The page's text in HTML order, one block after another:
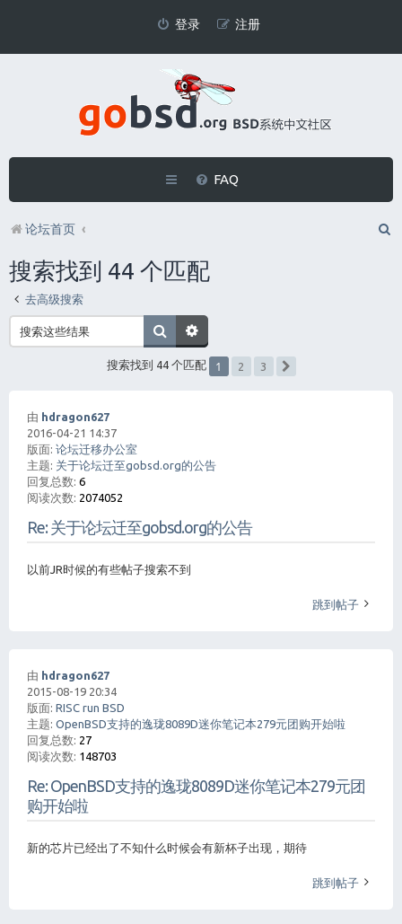
登录 注册
FAQ
论坛首页
搜索找到 44 个匹配
去高级搜索
搜索找到 44 个匹配 1 2
3
由 hdragon627
2016-04-21 14:37
版面: 论坛迁移办公室
主题: 关于论坛迁至gobsd.org的公告
回复总数: 6
阅读次数: 2074052
Re: 关于论坛迁至gobsd.org的公告
以前JR时候的有些帖子搜索不到
跳到帖子
由 hdragon627
2015-08-19 20:34
版面: RISC run BSD
主题: OpenBSD支持的逸珑8089D迷你笔记本279元团购开始啦
回复总数: 27
阅读次数: 148703
Re: OpenBSD支持的逸珑8089D迷你笔记本279元团
购开始啦
新的芯片已经出了不知什么时候会有新杯子出现，期待
跳到帖子